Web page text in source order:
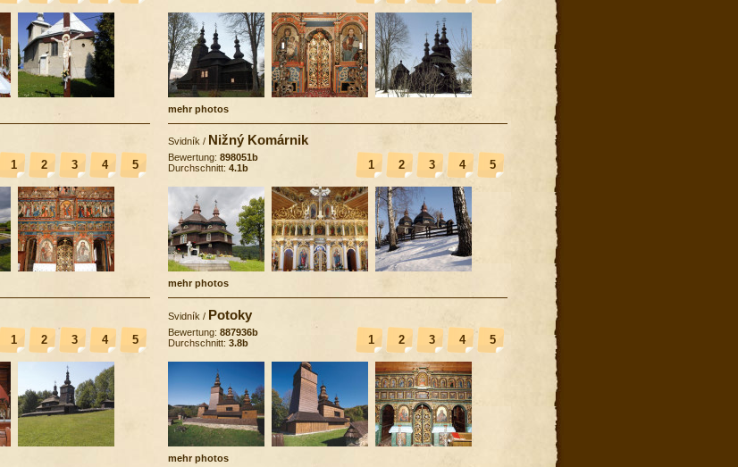
mehr photos
1 2 3 4 5
Svidník / Nižný Komárnik
1 2 3 4 5
Bewertung: 898051b
Durchschnitt: 4.1b
mehr photos
1 2 3 4 5
Svidník / Potoky
1 2 3 4 5
Bewertung: 887936b
Durchschnitt: 3.8b
mehr photos